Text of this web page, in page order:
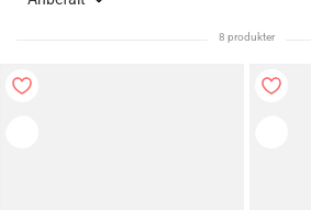
8 produkter